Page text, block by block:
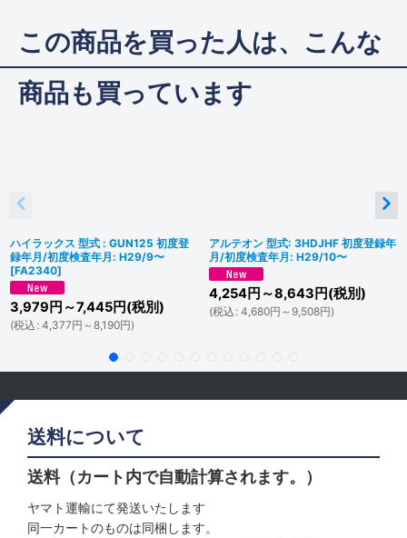
この商品を買った人は、こんな
商品も買っています
ハイラックス 型式 : GUN125 初度登
録年月/初度検査年月: H29/9〜
[FA2340]
3,979 円 ～7,445円(税別)
(税込 : 4,377円 ～8,190円)
アルテオン 型式: 3HDJHF 初度登録年
月/初度検査年月: H29/10〜
4,254円 ～8,643 円(税別)
(税込 : 4,680円 ～9,508円)
送料について
送料（カート内で自動計算されます。）
ヤマト運輸にて発送いたします
同一カートのものは同梱します。